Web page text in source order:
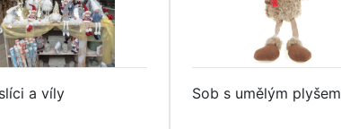
a víly Sob s umělým plyšem